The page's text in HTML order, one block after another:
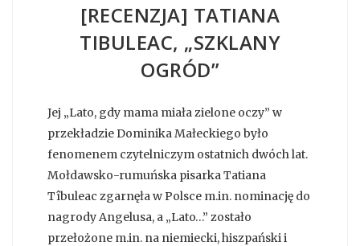
[RECENZJA] TATIANA
TIBULEAC, „SZKLANY
OGRÓD”
Jej „Lato, gdy mama miała zielone oczy” w
przekładzie Dominika Małeckiego było
fenomenem czytelniczym ostatnich dwóch lat.
Mołdawsko-rumuńska pisarka Tatiana
Tîbuleac zgarnęła w Polsce m.in. nominację do
nagrody Angelusa, a „Lato…” zostało
przełożone m.in. na niemiecki, hiszpański i